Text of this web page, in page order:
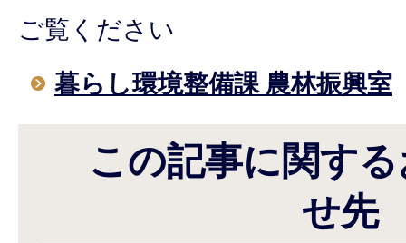
ご覧ください
暮らし環境整備課 農林振興室
この記事に関す
せ先